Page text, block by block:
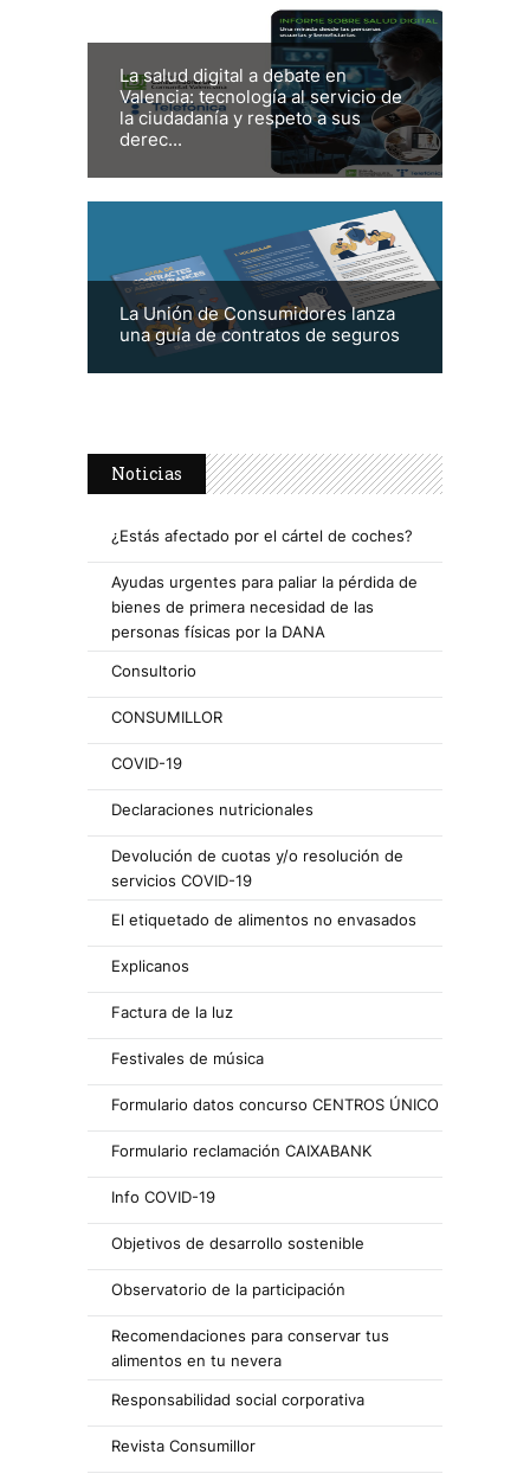
La salud digital a debate en
Valencia: tecnología al servicio de
la ciudadanía y respeto a sus
derec...
La Unión de Consumidores lanza
una guía de contratos de seguros
Noticias
¿Estás afectado por el cártel de coches?
Ayudas urgentes para paliar la pérdida de
bienes de primera necesidad de las
personas físicas por la DANA
Consultorio
CONSUMILLOR
COVID-19
Declaraciones nutricionales
Devolución de cuotas y/o resolución de
servicios COVID-19
El etiquetado de alimentos no envasados
Explicanos
Factura de la luz
Festivales de música
Formulario datos concurso CENTROS ÚNICO
Formulario reclamación CAIXABANK
Info COVID-19
Objetivos de desarrollo sostenible
Observatorio de la participación
Recomendaciones para conservar tus
alimentos en tu nevera
Responsabilidad social corporativa
Revista Consumillor